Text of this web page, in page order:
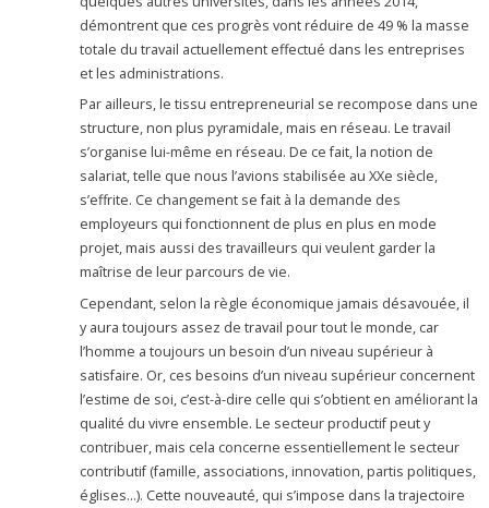
démontrent que ces progrès vont réduire de 49 % la masse
totale du travail actuellement effectué dans les entreprises
et les administrations.
Par ailleurs, le tissu entrepreneurial se recompose dans une
structure, non plus pyramidale, mais en réseau. Le travail
s’organise lui-même en réseau. De ce fait, la notion de
salariat, telle que nous l’avions stabilisée au XXe siècle,
s’effrite. Ce changement se fait à la demande des
employeurs qui fonctionnent de plus en plus en mode
projet, mais aussi des travailleurs qui veulent garder la
maîtrise de leur parcours de vie.
Cependant, selon la règle économique jamais désavouée, il
y aura toujours assez de travail pour tout le monde, car
l’homme a toujours un besoin d’un niveau supérieur à
satisfaire. Or, ces besoins d’un niveau supérieur concernent
l’estime de soi, c’est-à-dire celle qui s’obtient en améliorant la
qualité du vivre ensemble. Le secteur productif peut y
contribuer, mais cela concerne essentiellement le secteur
contributif (famille, associations, innovation, partis politiques,
églises…). Cette nouveauté, qui s’impose dans la trajectoire